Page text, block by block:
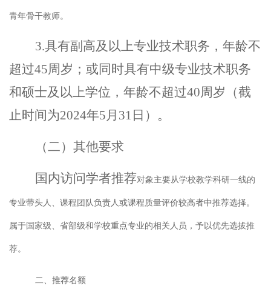
青年骨干教师。
3.具有副高及以上专业技术职务，年龄不
超过45周岁；或同时具有中级专业技术职务
和硕士及以上学位，年龄不超过40周岁 （截
止时间为2024年5月 31 日 ） 。
（二）其他要求
国内访问学者推荐对象主要从学校教学科研一线的
专业带头人、课程团队负责人或课程质量评价较高者中推荐选择。
属于国家级、省部级和学校重点专业的相关人员，予以优先选拔推
荐。
二、推荐名额